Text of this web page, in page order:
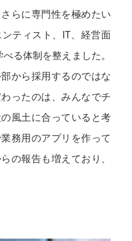
らに専門性を極めたい
ティスト、IT、経営面
る体制を整えました。
から採用するのではな
ったのは、みんなでチ
風土に合っていると考
務用のアプリを作って
の報告も増えており、